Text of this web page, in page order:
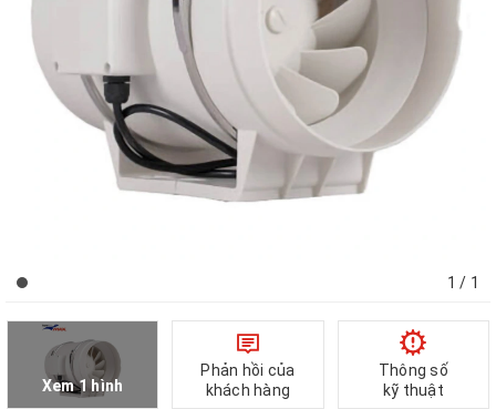
1 / 1
Xem 1 hình
Phản hồi của
khách hàng
Thông số
kỹ thuật